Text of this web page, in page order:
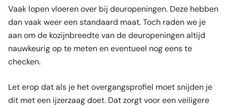
Vaak lopen vloeren over bij deuropeningen. Deze hebben
dan vaak weer een standaard maat. Toch raden we je
aan om de kozijnbreedte van de deuropeningen altijd
nauwkeurig op te meten en eventueel nog eens te
checken.
Let erop dat als je het overgangsprofiel moet snijden je
dit met een ijzerzaag doet. Dat zorgt voor een veiligere